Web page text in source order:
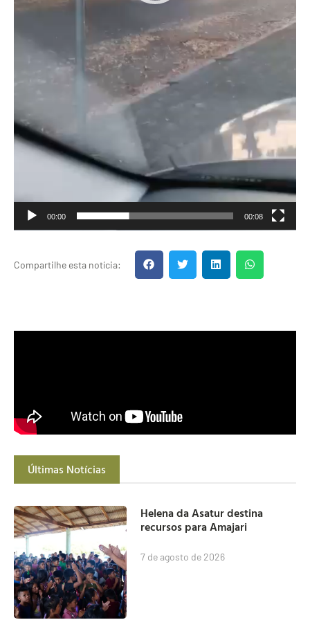
00:00 00:08
Compartilhe esta notícia:
Últimas Notícias
Helena da Asatur destina
recursos para Amajari
7 de agosto de 2026